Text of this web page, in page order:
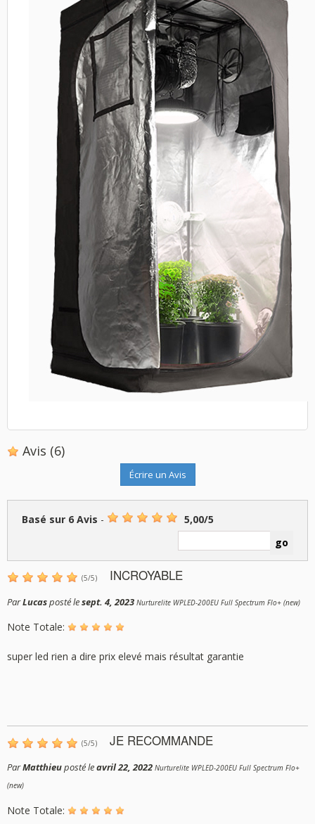
Avis (6)
Écrire un Avis
Basé sur 6 Avis - 5,00/5
(5/5) INCROYABLE
ParLucasposté lesept. 4, 2023 Nurturelite WPLED-200EU Full Spectrum Flo+ (new)
Note Totale:
super led rien a dire prix elevé mais résultat garantie
(5/5) JE RECOMMANDE
ParMatthieuposté leavril 22, 2022 Nurturelite WPLED-200EU Full Spectrum Flo+
(new)
Note Totale: